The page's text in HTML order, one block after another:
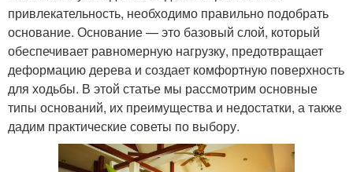
привлекательность, необходимо правильно подобрать
основание. Основание — это базовый слой, который
обеспечивает равномерную нагрузку, предотвращает
деформацию дерева и создает комфортную поверхность
для ходьбы. В этой статье мы рассмотрим основные
типы оснований, их преимущества и недостатки, а также
дадим практические советы по выбору.